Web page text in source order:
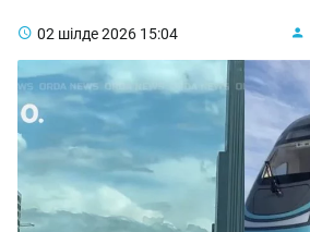
02 шілде 2026 15:04